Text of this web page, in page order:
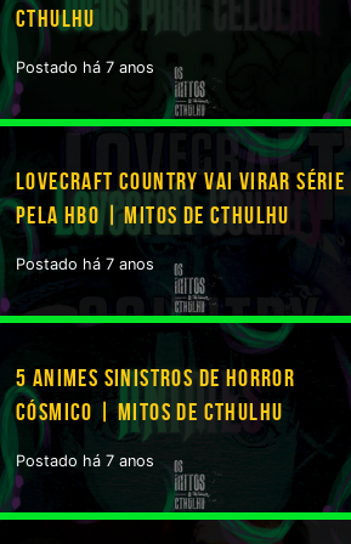
no card
CTHULHU
Postado há 7 anos
LOVECRAFT COUNTRY VAI VIRAR SÉRIE
PELA HBO | MITOS DE CTHULHU
Postado há 7 anos
5 ANIMES SINISTROS DE HORROR
CÓSMICO | MITOS DE CTHULHU
Postado há 7 anos